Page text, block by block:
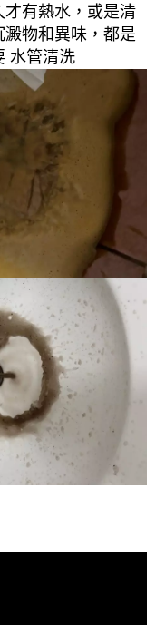
有熱水，或是清
物和異味，都是
水管清洗